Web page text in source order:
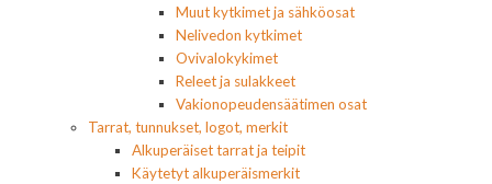
Muut kytkimet ja sähköosat
Nelivedon kytkimet
Ovivalokykimet
Releet ja sulakkeet
Vakionopeudensäätimen osat
Tarrat, tunnukset, logot, merkit
Alkuperäiset tarrat ja teipit
Käytetyt alkuperäismerkit